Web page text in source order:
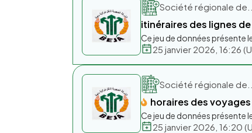
Société régionale de...
itinéraires des lignes
Ce jeu de données présente
25 janvier 2026, 16:26
Société régionale de...
horaires des
Ce jeu de données présente
25 janvier 2026, 16:20